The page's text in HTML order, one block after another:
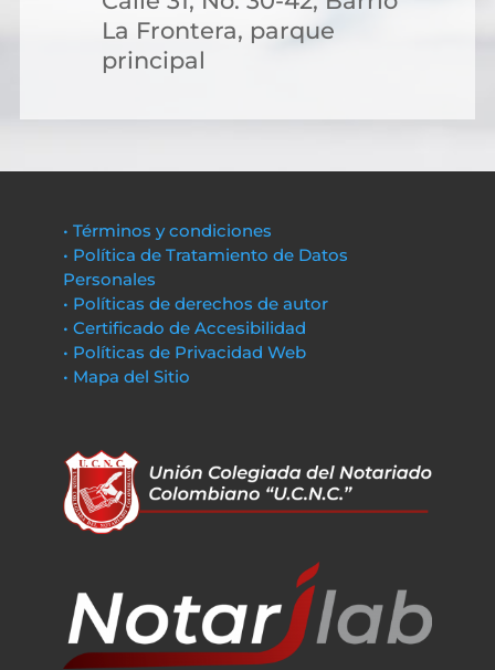
La Frontera, parque
principal
• Términos y condiciones
• Política de Tratamiento de Datos
Personales
• Políticas de derechos de autor
• Certificado de Accesibilidad
• Políticas de Privacidad Web
• Mapa del Sitio